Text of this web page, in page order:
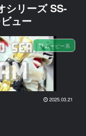
シリーズ SS-
ュー
TFムービー系
2025.03.21